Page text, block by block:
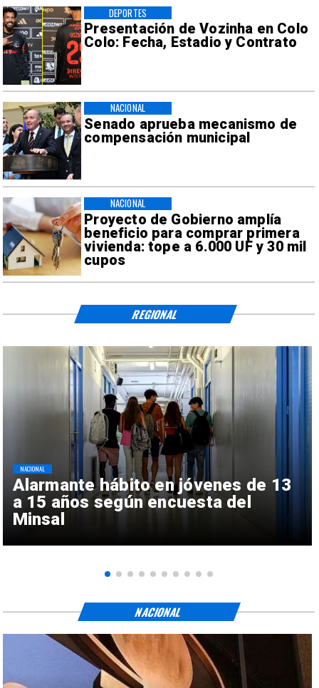
Presentación de Vozinha en Colo
Colo: Fecha, Estadio y Contrato
DEPORTES
Senado aprueba mecanismo de
compensación municipal
NACIONAL
Proyecto de Gobierno amplía
beneficio para comprar primera
vivienda: tope a 6.000 UF y 30 mil
cupos
NACIONAL
Alarmante hábito en jóvenes de 13
a 15 años según encuesta del
Minsal
NACIONAL
REGIONAL
NACIONAL